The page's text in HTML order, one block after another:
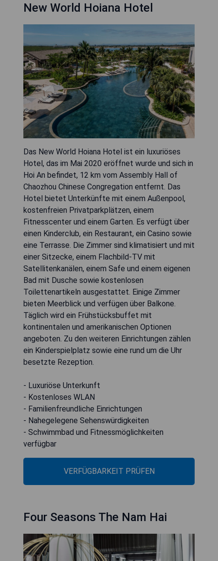
New World Hoiana Hotel
Das New World Hoiana Hotel ist ein luxuriöses
Hotel, das im Mai 2020 eröffnet wurde und sich in
Hoi An befindet, 12 km vom Assembly Hall of
Chaozhou Chinese Congregation entfernt. Das
Hotel bietet Unterkünfte mit einem Außenpool,
kostenfreien Privatparkplätzen, einem
Fitnesscenter und einem Garten. Es verfügt über
einen Kinderclub, ein Restaurant, ein Casino sowie
eine Terrasse. Die Zimmer sind klimatisiert und mit
einer Sitzecke, einem Flachbild-TV mit
Satellitenkanälen, einem Safe und einem eigenen
Bad mit Dusche sowie kostenlosen
Toilettenartikeln ausgestattet. Einige Zimmer
bieten Meerblick und verfügen über Balkone.
Täglich wird ein Frühstücksbuffet mit
kontinentalen und amerikanischen Optionen
angeboten. Zu den weiteren Einrichtungen zählen
ein Kinderspielplatz sowie eine rund um die Uhr
besetzte Rezeption.
- Luxuriöse Unterkunft
- Kostenloses WLAN
- Familienfreundliche Einrichtungen
- Nahegelegene Sehenswürdigkeiten
- Schwimmbad und Fitnessmöglichkeiten
verfügbar
VERFÜGBARKEIT PRÜFEN
Four Seasons The Nam Hai